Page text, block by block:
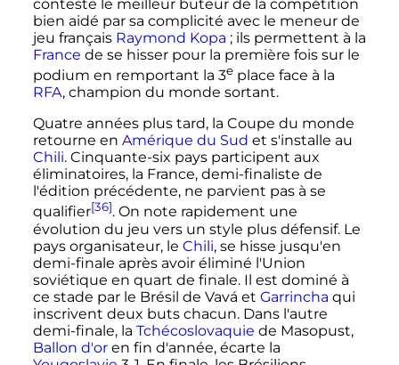
conteste le meilleur buteur de la compétition
bien aidé par sa complicité avec le meneur de
jeu français Raymond Kopa ; ils permettent à la
France de se hisser pour la première fois sur le
podium en remportant la 3eplace face à la
RFA, champion du monde sortant.
Quatre années plus tard, la Coupe du monde
retourne en Amérique du Sud et s'installe au
Chili. Cinquante-six pays participent aux
éliminatoires, la France, demi-finaliste de
l'édition précédente, ne parvient pas à se
qualifier[36]. On note rapidement une
évolution du jeu vers un style plus défensif. Le
pays organisateur, le Chili, se hisse jusqu'en
demi-finale après avoir éliminé l'Union
soviétique en quart de finale. Il est dominé à
ce stade par le Brésil de Vavá et Garrincha qui
inscrivent deux buts chacun. Dans l'autre
demi-finale, la Tchécoslovaquie de Masopust,
Ballon d'oren fin d'année, écarte la